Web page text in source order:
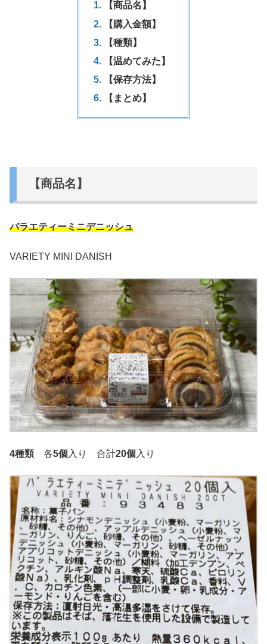
【商品名】
【購入金額】
【種類】
【温めてみた】
【保存方法】
【まとめ】
【商品名】
バラエティーミニデニッシュ
VARIETY MINI DANISH
4種類各5個 入り 合計20個 入り